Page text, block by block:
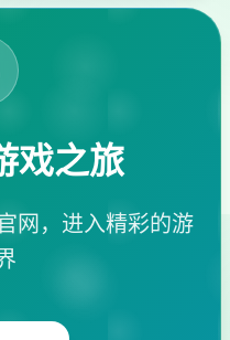
戏之旅
网，进入精彩的游